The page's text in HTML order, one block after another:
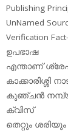
Publishing
UnNamed
Verification
ഉപഭാഷ
എന്താണ്
കാക്കാരിശ്ശി
കുഞ്ചന്‍
ക്വിസ്
തെറ്റും